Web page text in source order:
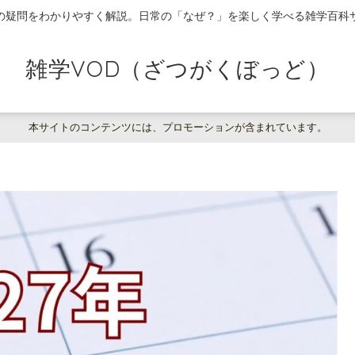
疑問をわかりやすく解説。日常の「なぜ？」を楽しく学べる雑学百科
雑学VOD（ざつがくぼっど）
本サイトのコンテンツには、プロモーションが含まれています。